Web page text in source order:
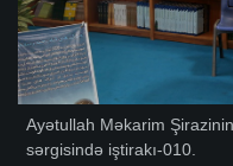
Ayətullah Məkarim
sərgisində iştirakı-010.